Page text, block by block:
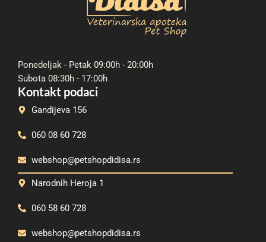
Ponedeljak - Petak 09:00h - 20:00h
Subota 08:30h - 17:00h
Kontakt podaci
Gandijeva 156
060 08 60 728
webshop@petshopdidisa.rs
Narodnih Heroja 1
060 58 60 728
webshop@petshopdidisa.rs